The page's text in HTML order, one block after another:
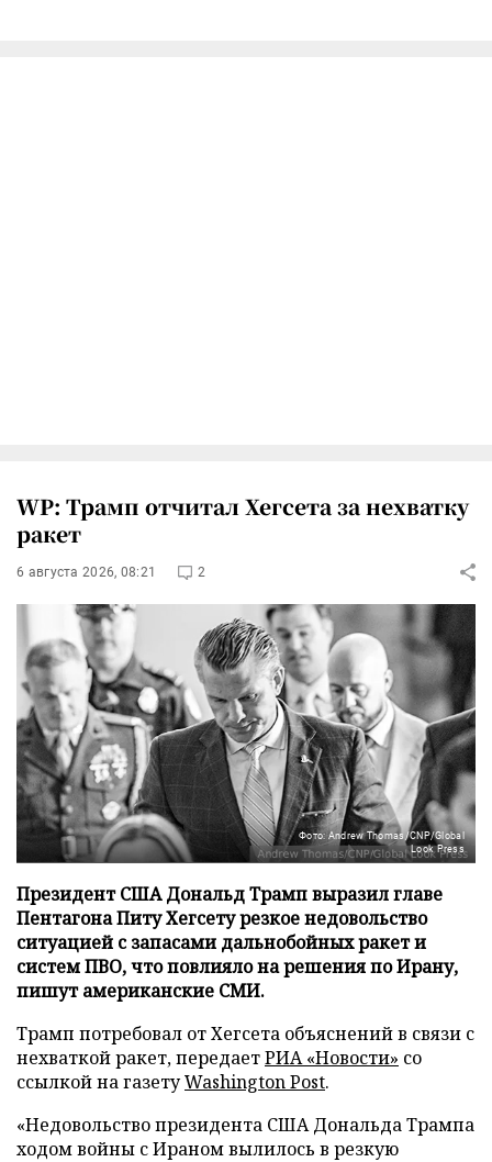
WP: Трамп отчитал Хегсета за нехватку
ракет
6 августа 2026, 08:21 2
Фото: Andrew Thomas/CNP/Global
Look Press
Президент США Дональд Трамп выразил главе
Пентагона Питу Хегсету резкое недовольство
ситуацией с запасами дальнобойных ракет и
систем ПВО, что повлияло на решения по Ирану,
пишут американские СМИ.
Трамп потребовал от Хегсета объяснений в связи с
нехваткой ракет, передаетРИА «Новости» со
ссылкой на газетуWashington Post.
«Недовольство президента США Дональда Трампа
ходом войны с Ираном вылилось в резкую